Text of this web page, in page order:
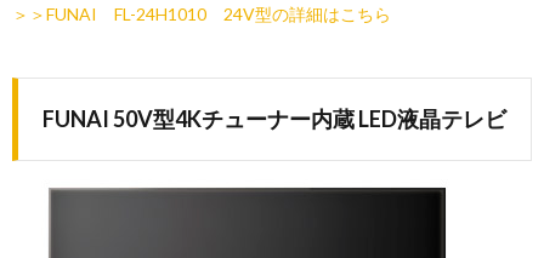
＞＞FUNAI FL-24H1010 24V型の詳細はこちら
FUNAI 50V型4Kチューナー内蔵 LED液晶テレビ